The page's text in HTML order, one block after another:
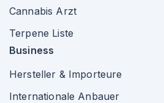
Cannabis Arzt
Terpene Liste
Business
Hersteller & Importeure
Internationale Anbauer